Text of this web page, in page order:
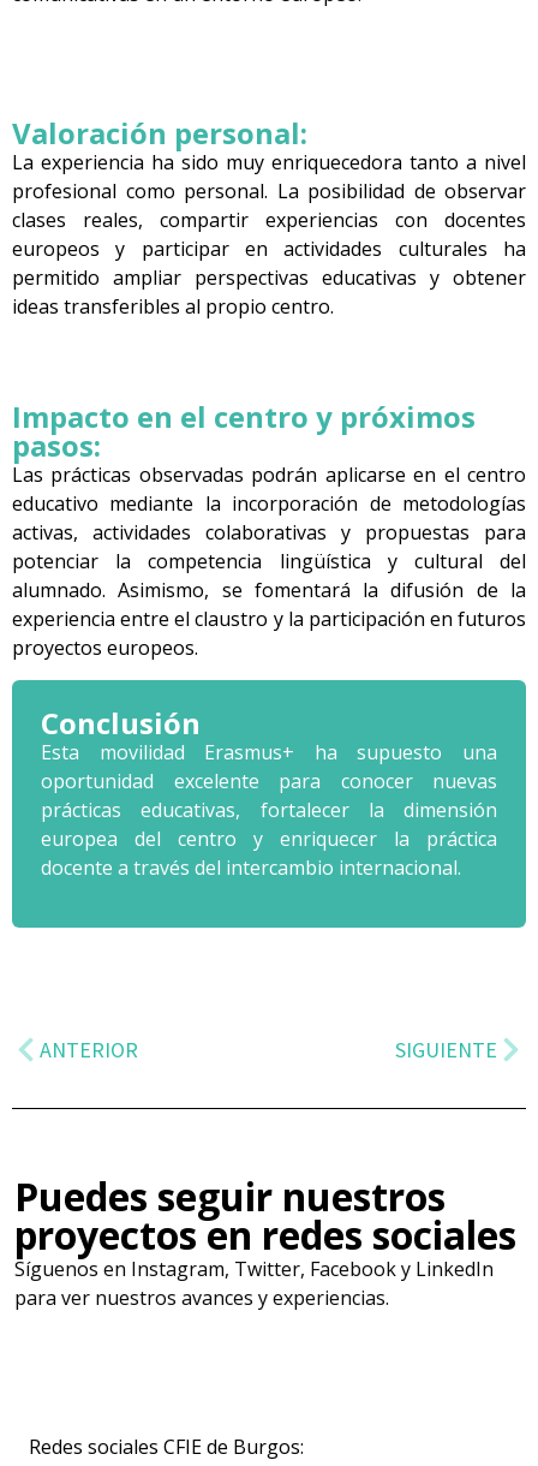
Valoración personal:
La experiencia ha sido muy enriquecedora tanto a nivel
profesional como personal. La posibilidad de observar
clases reales, compartir experiencias con docentes
europeos y participar en actividades culturales ha
permitido ampliar perspectivas educativas y obtener
ideas transferibles al propio centro.
Impacto en el centro y próximos
pasos:
Las prácticas observadas podrán aplicarse en el centro
educativo mediante la incorporación de metodologías
activas, actividades colaborativas y propuestas para
potenciar la competencia lingüística y cultural del
alumnado. Asimismo, se fomentará la difusión de la
experiencia entre el claustro y la participación en futuros
proyectos europeos.
Conclusión
Esta movilidad Erasmus+ ha supuesto una
oportunidad excelente para conocer nuevas
prácticas educativas, fortalecer la dimensión
europea del centro y enriquecer la práctica
docente a través del intercambio internacional.
ANTERIOR SIGUIENTE
Puedes seguir nuestros
proyectos en redes sociales
Síguenos en Instagram, Twitter, Facebook y LinkedIn
para ver nuestros avances y experiencias.
Redes sociales CFIE de Burgos: